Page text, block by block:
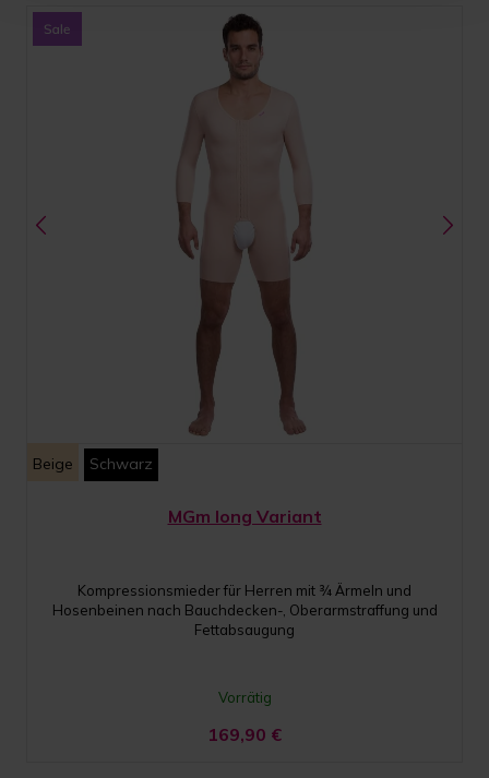
Beige Schwarz
MGm long Variant
Kompressionsmieder für Herren mit ¾ Ärmeln und
Hosenbeinen nach Bauchdecken-, Oberarmstraffung und
Fettabsaugung
Vorrätig
169,90 €